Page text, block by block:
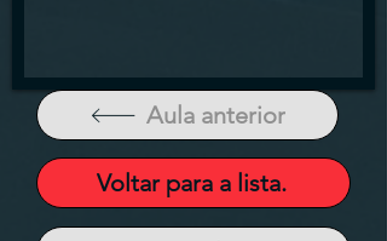
Aula anterior
Voltar para a lista.